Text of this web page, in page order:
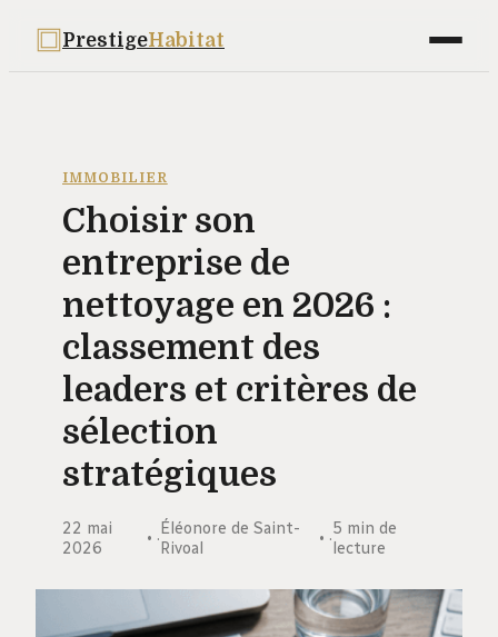
PrestigeHabitat
Déco
Bricolage
Jardinage
Immobilier
IMMOBILIER
Choisir son
entreprise de
nettoyage en 2026 :
classement des
leaders et critères de
sélection
stratégiques
22 mai
2026
·Éléonore de Saint-
Rivoal
·5 min de
lecture